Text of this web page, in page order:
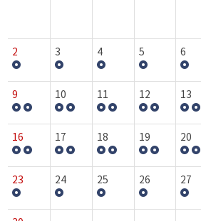
2 3 4 5 6
9 10 11 12 13
16 17 18 19 20
23 24 25 26 27